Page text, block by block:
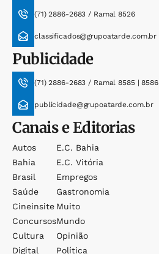
(71) 2886-2683 / Ramal 8526
classificados@grupoatarde.com.br
Publicidade
(71) 2886-2683 / Ramal 8585 | 8586
publicidade@grupoatarde.com.br
Canais e Editorias
Autos
Bahia
Brasil
Saúde
Cineinsite
Concursos
Cultura
Digital
E.c. Bahia
E.c. Vitória
Empregos
Gastronomia
Muito
Mundo
Opinião
Política